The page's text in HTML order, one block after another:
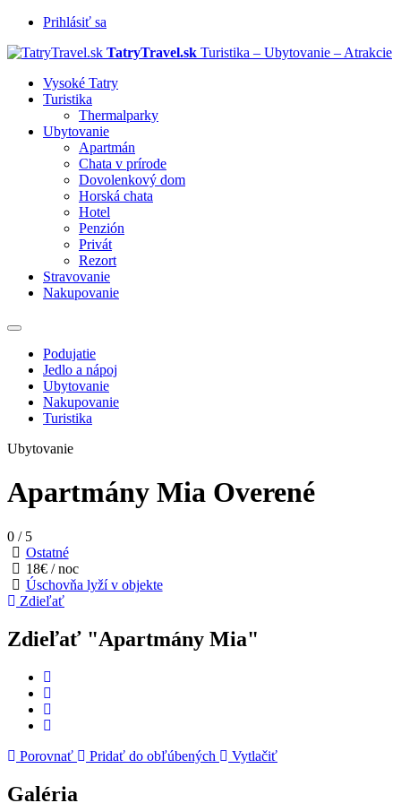
Prihlásiť sa
TatryTravel.sk Turistika – Ubytovanie – Atrakcie
Vysoké Tatry
Turistika
Thermalparky
Ubytovanie
Apartmán
Chata v prírode
Dovolenkový dom
Horská chata
Hotel
Penzión
Privát
Rezort
Stravovanie
Nakupovanie
Prepnúť
navigáciuPodujatie
Jedlo a nápoj
Ubytovanie
Nakupovanie
Turistika
Ubytovanie
Apartmány Mia Overené
0 /5
Ostatné
18€ / noc
Úschovňa lyží v objekte
Zdieľať
Zdieľať "Apartmány Mia"
Porovnať Pridať do obľúbených Vytlačiť
Galéria